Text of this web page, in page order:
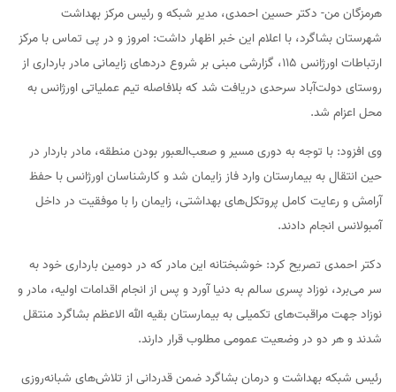
هرمزگان من- دکتر حسین احمدی، مدیر شبکه و رئیس مرکز بهداشت
شهرستان بشاگرد، با اعلام این خبر اظهار داشت: امروز و در پی تماس با مرکز
ارتباطات اورژانس ۱۱۵، گزارشی مبنی بر شروع دردهای زایمانی مادر بارداری از
روستای دولت‌آباد سرحدی دریافت شد که بلافاصله تیم عملیاتی اورژانس به
محل اعزام شد.
وی افزود: با توجه به دوری مسیر و صعب‌العبور بودن منطقه، مادر باردار در
حین انتقال به بیمارستان وارد فاز زایمان شد و کارشناسان اورژانس با حفظ
آرامش و رعایت کامل پروتکل‌های بهداشتی، زایمان را با موفقیت در داخل
آمبولانس انجام دادند.
دکتر احمدی تصریح کرد: خوشبختانه این مادر که در دومین بارداری خود به
سر می‌برد، نوزاد پسری سالم به دنیا آورد و پس از انجام اقدامات اولیه، مادر و
نوزاد جهت مراقبت‌های تکمیلی به بیمارستان بقیه الله الاعظم بشاگرد منتقل
شدند و هر دو در وضعیت عمومی مطلوب قرار دارند.
رئیس شبکه بهداشت و درمان بشاگرد ضمن قدردانی از تلاش‌های شبانه‌روزی